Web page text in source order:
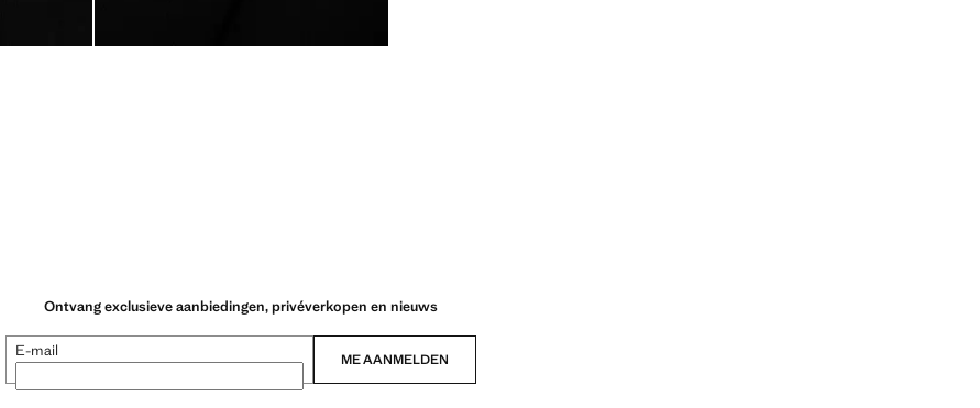
Ontvang exclusieve aanbiedingen, privéverkopen en nieuws
E-mail ME AANMELDEN